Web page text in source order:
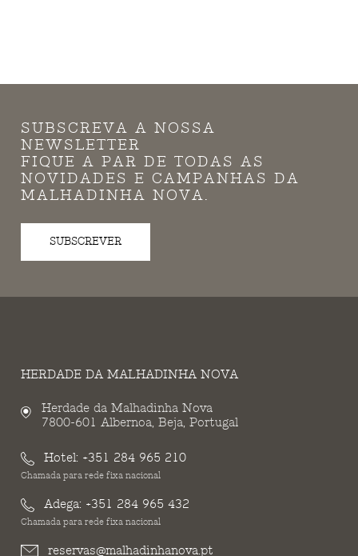
SUBSCREVA A NOSSA
NEWSLETTER
FIQUE A PAR DE TODAS AS
NOVIDADES E CAMPANHAS DA
MALHADINHA NOVA.
SUBSCREVER
HERDADE DA MALHADINHA NOVA
Herdade da Malhadinha Nova
7800-601 Albernoa, Beja, Portugal
Hotel: +351 284 965 210
Chamada para rede fixa nacional
Adega: +351 284 965 432
Chamada para rede fixa nacional
reservas@malhadinhanova.pt